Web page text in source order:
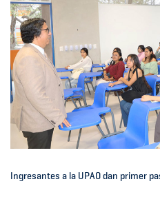
Ingresantes a la UPAO dan primer